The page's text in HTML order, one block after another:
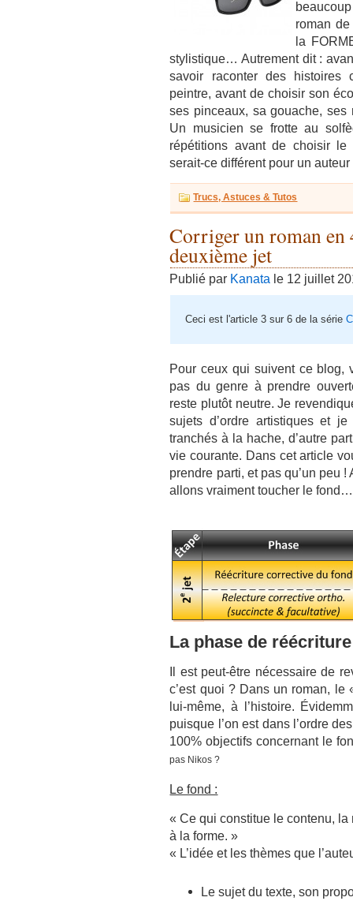
roman
la
stylistique… Autrement dit :
savoir raconter des histoires
peintre, avant de choisir son
ses pinceaux, sa gouache,
Un musicien se frotte au
répétitions avant de choisir
serait-ce différent pour un
Trucs, Astuces & Tutos
Corriger un roman en
deuxième jet
Publié par Kanata le 12 juillet
Ceci est l'article 3 sur 6 de la série
Pour ceux qui suivent ce blog,
pas du genre à prendre
reste plutôt neutre. Je
sujets d’ordre artistiques et
tranchés à la hache, d’autre
vie courante. Dans cet article
prendre parti, et pas qu’un peu
allons vraiment toucher le fond…
La phase de
Il est peut-être nécessaire de
c’est quoi ? Dans un roman,
lui-même, à l’histoire.
puisque l’on est dans l’ordre
100% objectifs concernant le
pas Nikos ?
Le fond :
« Ce qui constitue le contenu, la
à la forme. »
« L’idée et les thèmes que
Le sujet du texte, son